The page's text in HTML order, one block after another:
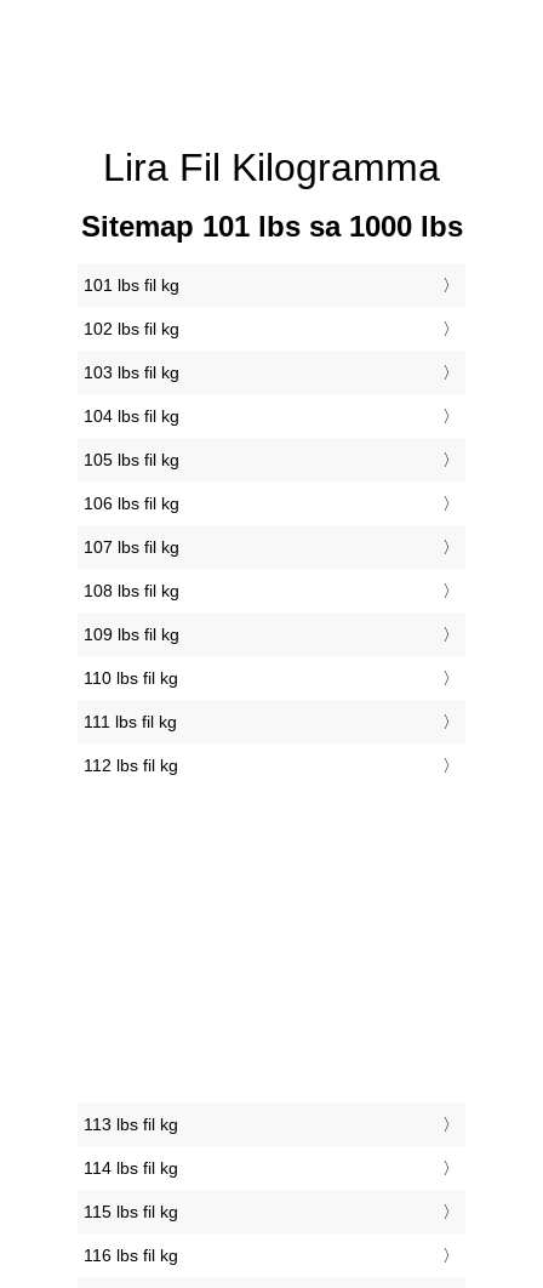
Lira Fil Kilogramma
Sitemap 101 lbs sa 1000 lbs
101 lbs fil kg
102 lbs fil kg
103 lbs fil kg
104 lbs fil kg
105 lbs fil kg
106 lbs fil kg
107 lbs fil kg
108 lbs fil kg
109 lbs fil kg
110 lbs fil kg
111 lbs fil kg
112 lbs fil kg
113 lbs fil kg
114 lbs fil kg
115 lbs fil kg
116 lbs fil kg